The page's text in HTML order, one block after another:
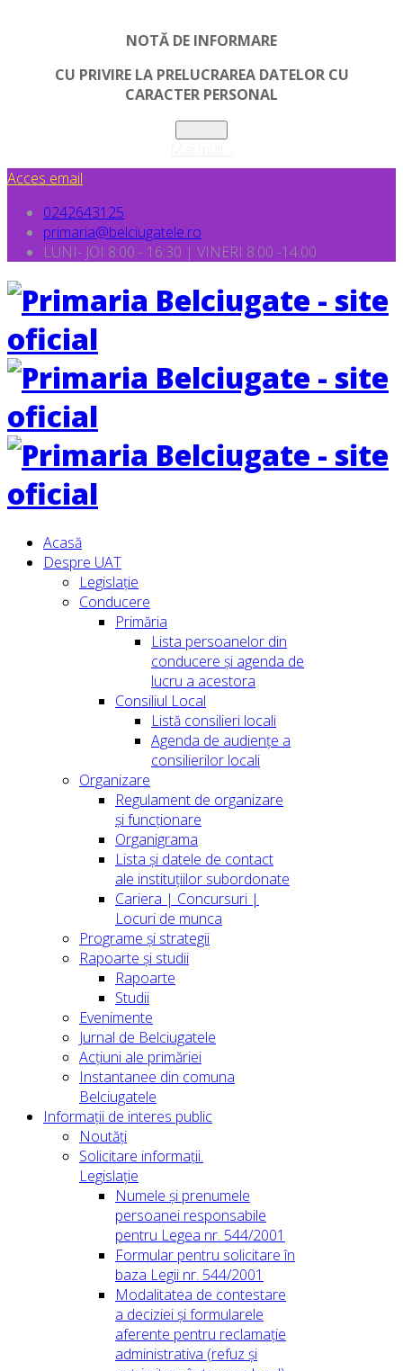
NOTĂ DE INFORMARE
CU PRIVIRE LA PRELUCRAREA DATELOR CU
CARACTER PERSONAL
Acces email
0242643125
primaria@belciugatele.ro
LUNI- JOI 8:00 - 16:30 | VINERI 8.00 -14.00
Acasă
Despre UAT
Legislație
Conducere
Primăria
Lista persoanelor din
conducere şi agenda de
lucru a acestora
Consiliul Local
Listă consilieri locali
Agenda de audiențe a
consilierilor locali
Organizare
Regulament de organizare
și funcționare
Organigrama
Lista și datele de contact
ale instituțiilor subordonate
Cariera | Concursuri |
Locuri de munca
Programe și strategii
Rapoarte și studii
Rapoarte
Studii
Evenimente
Jurnal de Belciugatele
Acțiuni ale primăriei
Instantanee din comuna
Belciugatele
Informații de interes public
Noutăți
Solicitare informații.
Legislație
Numele și prenumele
persoanei responsabile
pentru Legea nr. 544/2001
Formular pentru solicitare în
baza Legii nr. 544/2001
Modalitatea de contestare
a deciziei și formularele
aferente pentru reclamație
administrativa (refuz și